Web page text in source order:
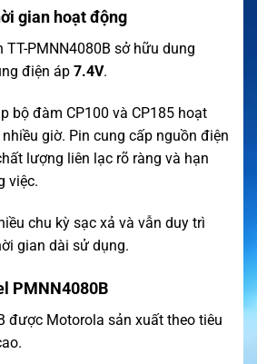
gian hoạt động
TT-PMNN4080B sở hữu dung
điện áp 7.4V.
bộ đàm CP100 và CP185 hoạt
giờ. Pin cung cấp nguồn điện
lượng liên lạc rõ ràng và hạn
việc.
chu kỳ sạc xả và vẫn duy trì
gian dài sử dụng.
PMNN4080B
được Motorola sản xuất theo tiêu